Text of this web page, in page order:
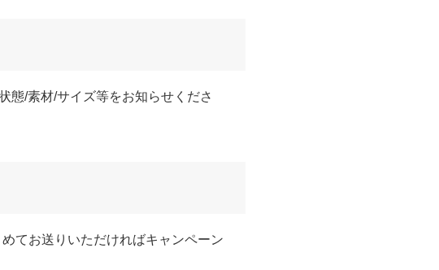
態/素材/サイズ等をお知らせくださ
てお送りいただければキャンペーン